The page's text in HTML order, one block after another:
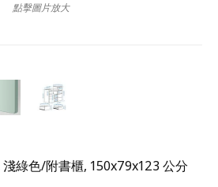
綠色/附書櫃, 150x79x123 公分
點擊圖片放大